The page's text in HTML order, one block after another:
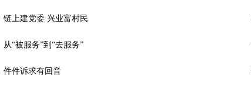
链上建党委 兴业富村民
从“被服务”到“去服务”
件件诉求有回音